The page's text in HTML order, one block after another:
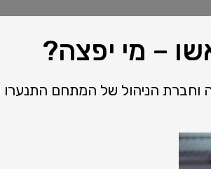
– מי יפצה?
הניהול של המתחם התנערו